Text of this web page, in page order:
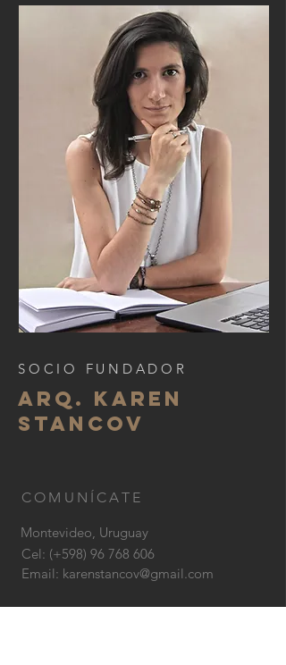
SOCIO FUNDADOR
Arq. KAren
STancov
COMUNÍCATE
Montevideo, Uruguay
Cel: (+598) 96 768 606
Email: karenstancov@gmail.com